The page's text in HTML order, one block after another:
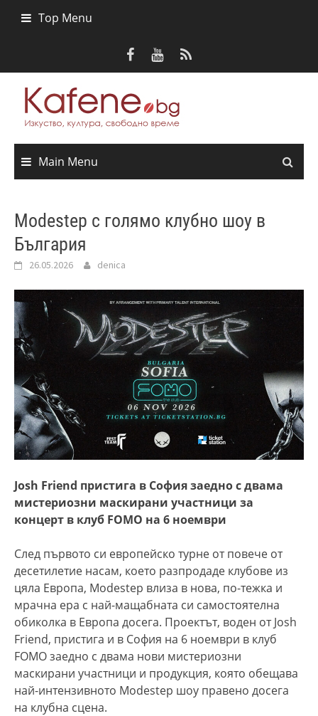
Top Menu
Main Menu
Modestep с голямо клубно шоу в
България
26.05.2026 denica
Josh Friend пристига в София заедно с двама
мистериозни маскирани участници за
концерт в клуб FOMO на 6 ноември
След първото си европейско турне от повече от
десетилетие насам, което разпродаде клубове из
цяла Европа, Modestep влиза в нова, по-тежка и
мрачна ера с най-мащабната си самостоятелна
обиколка в Европа досега. Проектът, воден от Josh
Friend, пристига и в София на 6 ноември в клуб
FOMO заедно с двама нови мистериозни
маскирани участници и продукция, която обещава
най-интензивното Modestep шоу правено досега
на клубна сцена.